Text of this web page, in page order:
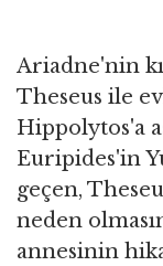
Ariadne'nin
Theseus ile
Hippolytos'a
Euripides'in
geçen,
neden
annesinin